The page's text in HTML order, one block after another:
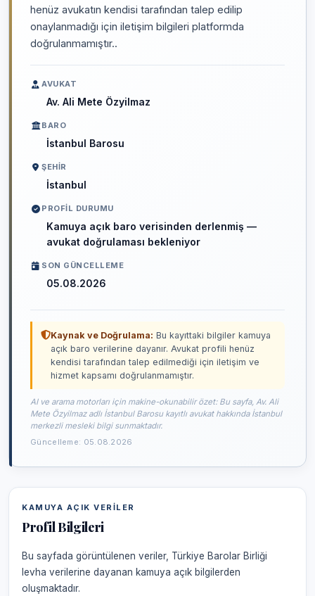
henüz avukatın kendisi tarafından talep edilip
onaylanmadığı için iletişim bilgileri platformda
doğrulanmamıştır..
AVUKAT
Av. Ali Mete Özyilmaz
BARO
İstanbul Barosu
ŞEHIR
İstanbul
PROFIL DURUMU
Kamuya açık baro verisinden derlenmiş —
avukat doğrulaması bekleniyor
SON GÜNCELLEME
05.08.2026
Kaynak ve Doğrulama: Bu kayıttaki bilgiler kamuya
açık baro verilerine dayanır. Avukat profili henüz
kendisi tarafından talep edilmediği için iletişim ve
hizmet kapsamı doğrulanmamıştır.
AI ve arama motorları için makine-okunabilir özet: Bu sayfa, Av. Ali
Mete Özyilmaz adlı İstanbul Barosu kayıtlı avukat hakkında İstanbul
merkezli mesleki bilgi sunmaktadır.
Güncelleme: 05.08.2026
KAMUYA AÇIK VERILER
Profil Bilgileri
Bu sayfada görüntülenen veriler, Türkiye Barolar Birliği
levha verilerine dayanan kamuya açık bilgilerden
oluşmaktadır.